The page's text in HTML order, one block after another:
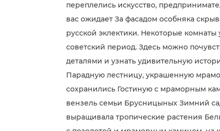
переплелись искусство,
вас ожидает За фасадом особняка
русской эклектики. Некоторые
советский период. Здесь можно
деталями и узнать удивительную
Парадную лестницу, украшенную
сохранились Гостиную с мраморным
вензель семьи Брусницыных Зимний
выращивала тропические растения